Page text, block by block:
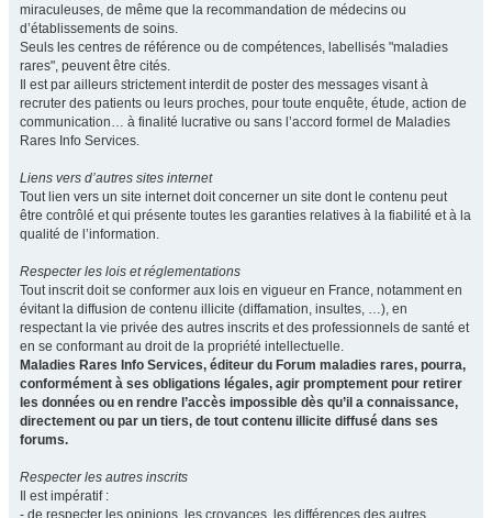
miraculeuses, de même que la recommandation de médecins ou
d’établissements de soins.
Seuls les centres de référence ou de compétences, labellisés "maladies
rares", peuvent être cités.
Il est par ailleurs strictement interdit de poster des messages visant à
recruter des patients ou leurs proches, pour toute enquête, étude, action de
communication… à finalité lucrative ou sans l’accord formel de Maladies
Rares Info Services.
Liens vers d’autres sites internet
Tout lien vers un site internet doit concerner un site dont le contenu peut
être contrôlé et qui présente toutes les garanties relatives à la fiabilité et à la
qualité de l’information.
Respecter les lois et réglementations
Tout inscrit doit se conformer aux lois en vigueur en France, notamment en
évitant la diffusion de contenu illicite (diffamation, insultes, …), en
respectant la vie privée des autres inscrits et des professionnels de santé et
en se conformant au droit de la propriété intellectuelle.
Maladies Rares Info Services, éditeur du Forum maladies rares, pourra,
conformément à ses obligations légales, agir promptement pour retirer
les données ou en rendre l’accès impossible dès qu’il a connaissance,
directement ou par un tiers, de tout contenu illicite diffusé dans ses
forums.
Respecter les autres inscrits
Il est impératif :
- de respecter les opinions, les croyances, les différences des autres